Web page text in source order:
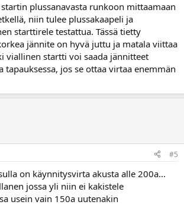
plussanavasta runkoon mittaamaan
niin tulee plussakaapeli ja
starttirele testattua. Tässä tietty
jännite on hyvä juttu ja matala viittaa
viallinen startti voi saada jännitteet
tapauksessa, jos se ottaa virtaa enemmän
#5
on käynnitysvirta akusta alle 200a...
jossa yli niin ei kakistele
usein vain 150a uutenakin